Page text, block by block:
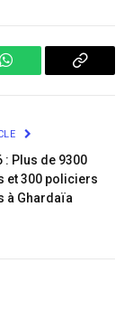
WhatsApp Copy
: Plus de 9300
et 300 policiers
à Ghardaïa